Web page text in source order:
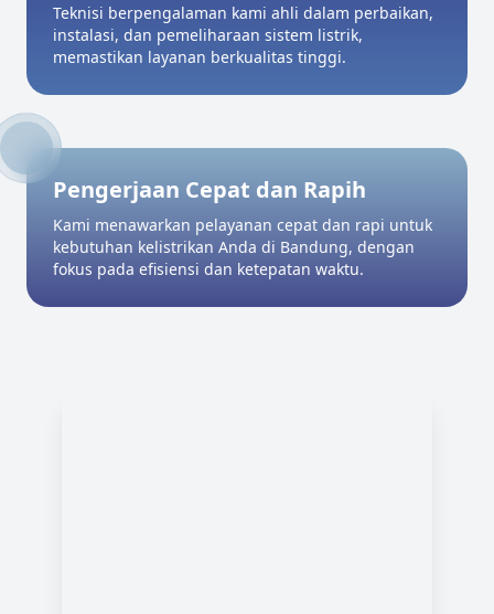
Teknisi berpengalaman kami ahli dalam perbaikan,
instalasi, dan pemeliharaan sistem listrik,
memastikan layanan berkualitas tinggi.
Pengerjaan Cepat dan Rapih
Kami menawarkan pelayanan cepat dan rapi untuk
kebutuhan kelistrikan Anda di Bandung, dengan
fokus pada efisiensi dan ketepatan waktu.